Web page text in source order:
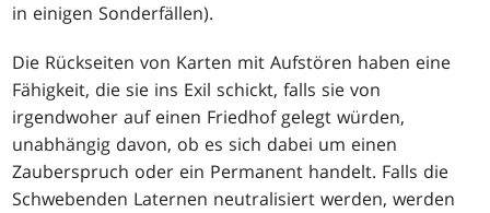
in einigen Sonderfällen).
Die Rückseiten von Karten mit Aufstören haben eine
Fähigkeit, die sie ins Exil schickt, falls sie von
irgendwoher auf einen Friedhof gelegt würden,
unabhängig davon, ob es sich dabei um einen
Zauberspruch oder ein Permanent handelt. Falls die
Schwebenden Laternen neutralisiert werden, werden